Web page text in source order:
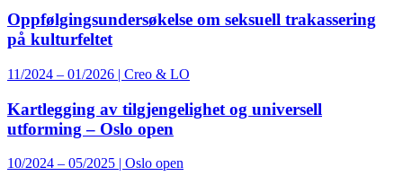
Oppfølgingsundersøkelse om seksuell trakassering
på kulturfeltet
11/2024 – 01/2026 | Creo & LO
Kartlegging av tilgjengelighet og universell
utforming – Oslo open
10/2024 – 05/2025 | Oslo open